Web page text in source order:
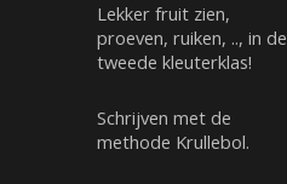
Lekker fruit zien,
proeven, ruiken, .., in de
tweede kleuterklas!
Schrijven met de
methode Krullebol.